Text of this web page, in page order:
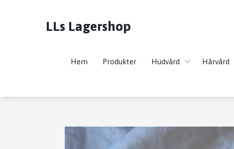
LLs Lagershop
Hem Produkter Hudvård Hårvård